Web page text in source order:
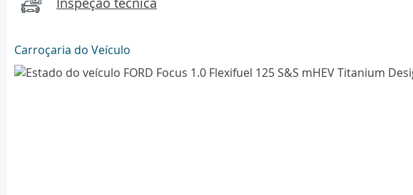
Carroçaria do Veículo